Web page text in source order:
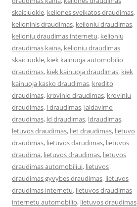
skaiciuokle, keliones sveikatos draudimas,
kelioninis draudimas, kelioniu draudimas,
kelionių draudimas internetu, kelionių
draudimas kaina, kelioniu draudimas
skaiciuokle, kiek kainuoja automobilio
draudimas, kiek kainuoja draudimas, kiek
kainuoja kasko draudimas, kredito
draudimas, krovinio draudimas, kroviniu
draudimas, l draudimas, laidavimo
draudimas, ld draudimas, ldraudimas,
letuvos draudimas, liet draudimas, lietuvo
draudimas, lietuvos darudimas, lietuvos
draudima, lietuvos draudimas, lietuvos
draudimas automobiliui, lietuvos
draudimas gyvybes draudimas, lietuvos
draudimas internetu, lietuvos draudimas
internetu automobilio, lietuvos draudimas